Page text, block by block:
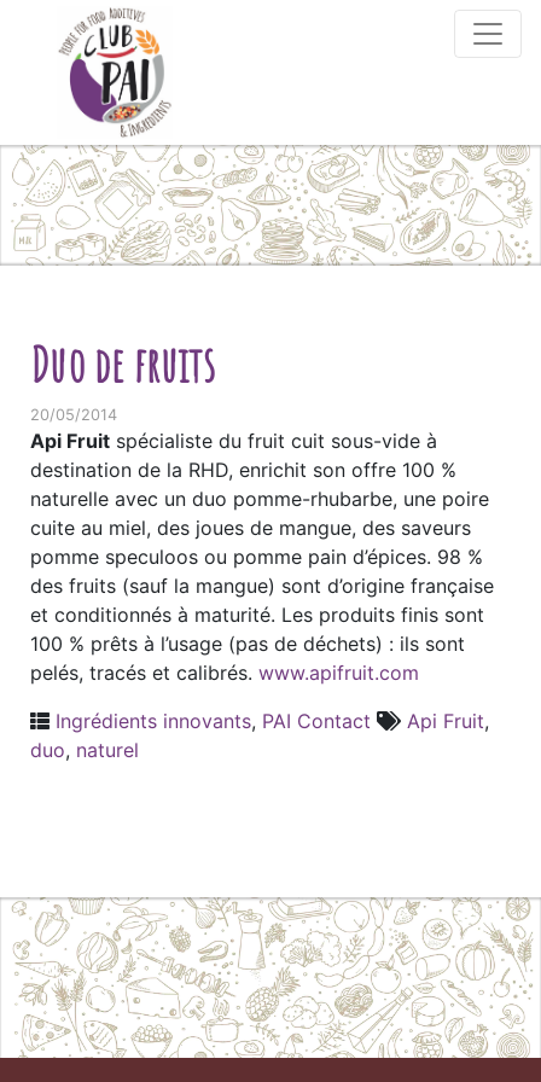
Skip to content
Duo de fruits
20/05/2014
Api Fruit spécialiste du fruit cuit sous-vide à
destination de la RHD, enrichit son offre 100 %
naturelle avec un duo pomme-rhubarbe, une poire
cuite au miel, des joues de mangue, des saveurs
pomme speculoos ou pomme pain d’épices. 98 %
des fruits (sauf la mangue) sont d’origine française
et conditionnés à maturité. Les produits finis sont
100 % prêts à l’usage (pas de déchets) : ils sont
pelés, tracés et calibrés. www.apifruit.com
Ingrédients innovants, PAI Contact Api Fruit,
duo, naturel